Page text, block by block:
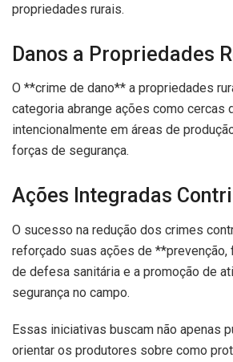
de propriedades rurais.
Danos a Propriedades
O **crime de dano** a propriedades
categoria abrange ações como
intencionalmente em áreas de
forças de segurança.
Ações Integradas
O sucesso na redução dos crimes
reforçado suas ações de
de defesa sanitária e a promoção de
segurança no campo.
Essas iniciativas buscam não apenas
orientar os produtores sobre como